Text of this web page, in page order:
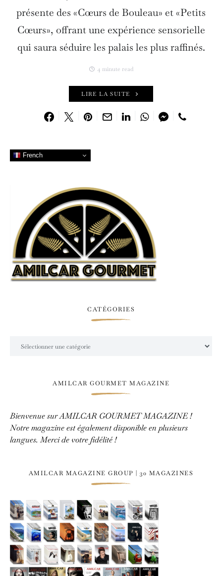
présente des «Cœurs de Bouleau» et «Petits
Cœurs», offrant une expérience sensorielle
qui saura séduire les palais les plus raffinés.
4 minute read
LIRE LA SUITE
French
CATÉGORIES
AMILCAR GOURMET MAGAZINE
Bienvenue sur AMILCAR GOURMET MAGAZINE !
Notre magazine est également disponible en plusieurs
langues. Merci de votre fidélité !
AMILCAR MAGAZINE GROUP | 30 MAGAZINES